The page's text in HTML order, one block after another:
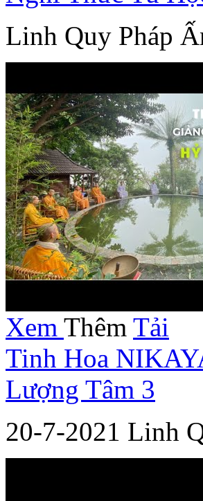
Linh Quy Pháp
Xem Thêm Tải
Tinh Hoa
Lượng Tâm 3
20-7-2021 Linh